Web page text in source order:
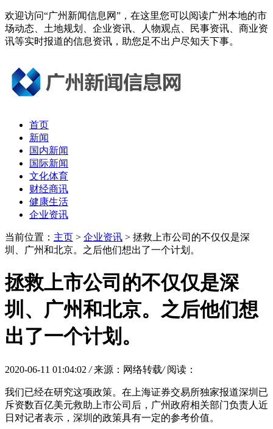
欢迎访问“广州新闻信息网”，在这里您可以阅读广州本地的市
场动态、土地规划、企业资讯、人物观点、民事资讯、商业资
讯等实时报道的信息资讯，助您足不出户尽知天下事。
首页
新闻
国内新闻
国际新闻
文化体育
财经商讯
健康生活
企业资讯
当前位置： 主页 > 企业资讯 > 拯救上市公司的不仅仅是深
圳、广州和北京。之后他们想出了一个计划。
拯救上市公司的不仅仅是深
圳、广州和北京。之后他们想
出了一个计划。
2020-06-11 01:04:02 / 来源：网络转载/ 阅读：
我们已经在研究这项政策。在上海证券交易所独家报道深圳已
斥资数百亿美元救助上市公司后，广州政府相关部门负责人近
日对记者表示，深圳的政策具有一定的参考价值。